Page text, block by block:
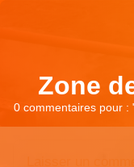
Zone
0 commentaires pour :